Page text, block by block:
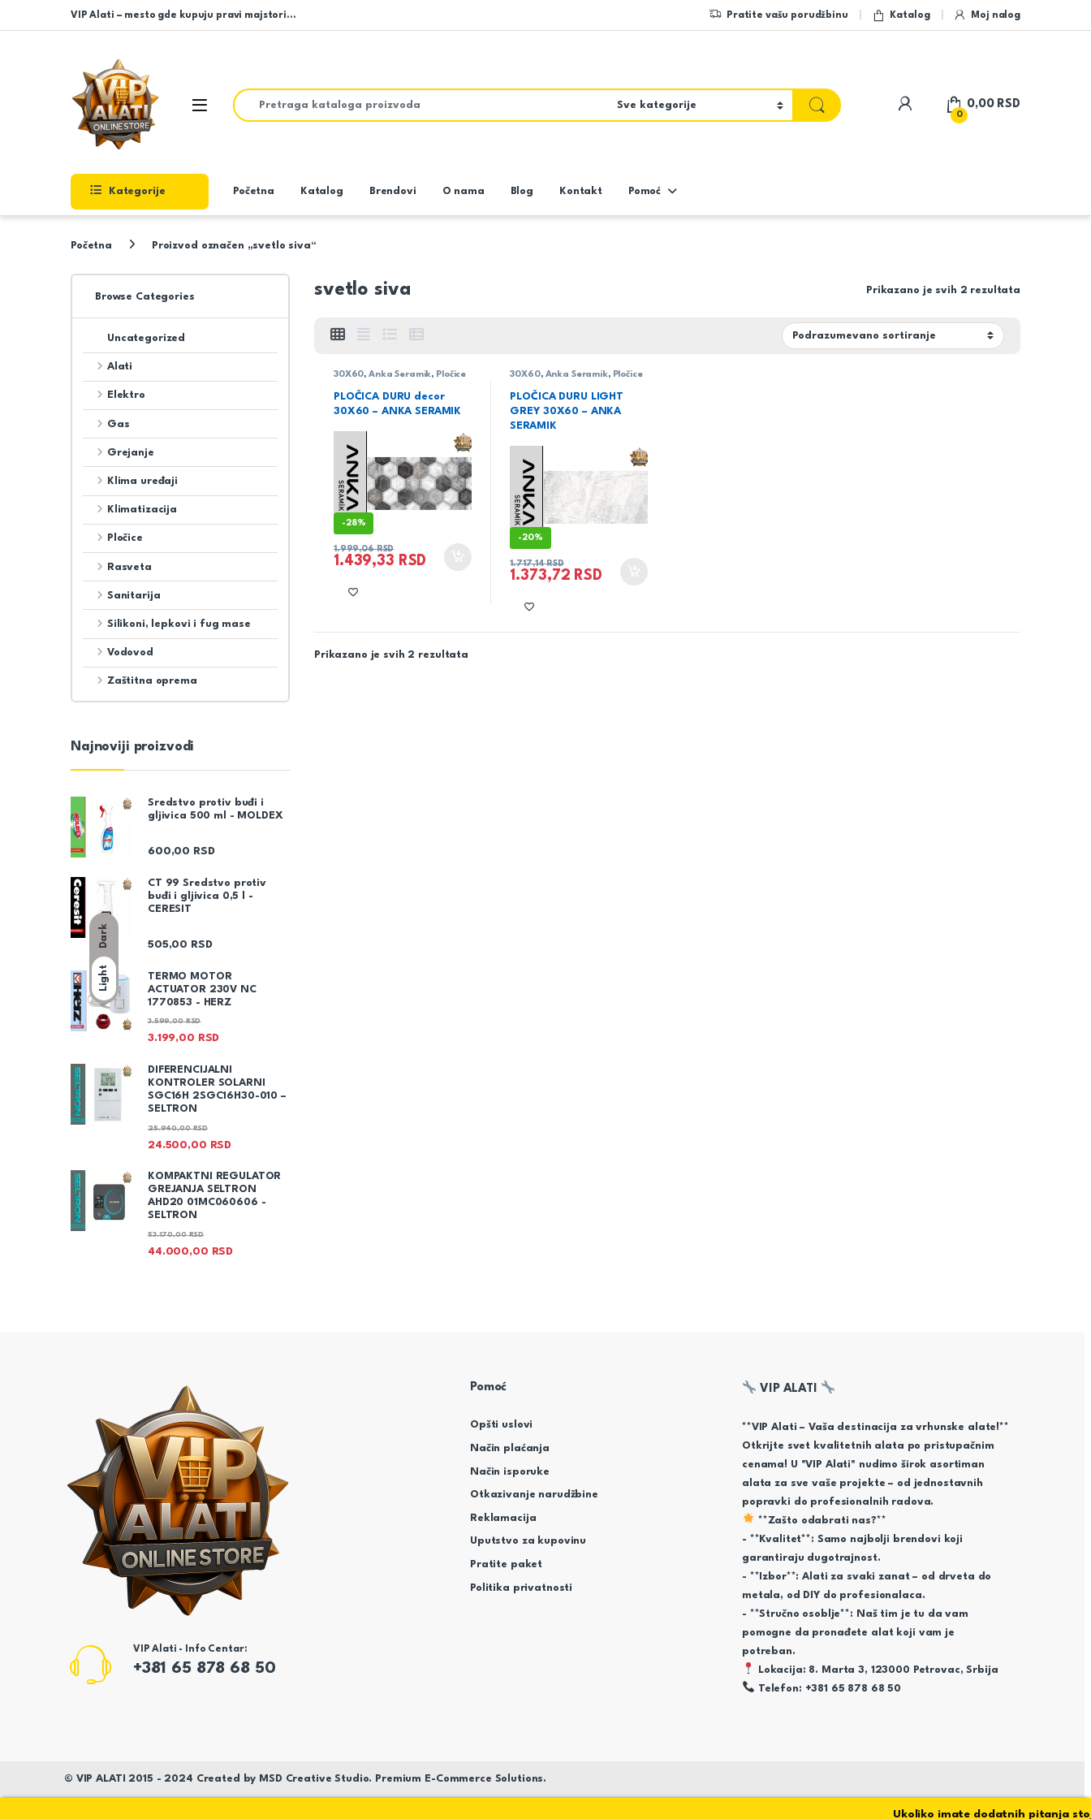
Dark
Light
Skip to navigation
Skip to content
VIP Alati – mesto gde kupuju pravi majstori… Pratite vašu porudžbinu Katalog Moj nalog
Open
Search for:
My Account
0
0,00 RSD
Kategorije Početna Katalog Brendovi O nama Blog Kontakt Pomoć
Početna Proizvod označen „svetlo siva“
svetlo siva Prikazano je svih 2 rezultata
30X60,Anka Seramik, Pločice
PLOČICA DURU decor
30X60 – ANKA SERAMIK
-28%
1.439,33 RSD
1.999,06RSD
30X60, Anka Seramik, Pločice
PLOČICA DURU LIGHT
GREY 30X60 – ANKA
SERAMIK
-20%
1.373,72 RSD
1.717,14RSD
Prikazano je svih 2 rezultata
Browse Categories
Uncategorized
Alati
Elektro
Gas
Grejanje
Klima uređaji
Klimatizacija
Pločice
Rasveta
Sanitarija
Silikoni, lepkovi i fug mase
Vodovod
Zaštitna oprema
Najnoviji proizvodi
Sredstvo protiv buđi i
gljivica 500 ml - MOLDEX
600,00 RSD
CT 99 Sredstvo protiv
buđi i gljivica 0,5 l -
CERESIT
505,00 RSD
TERMO MOTOR
ACTUATOR 230V NC
1770853 - HERZ
3.199,00 RSD
3.599,00RSD
DIFERENCIJALNI
KONTROLER SOLARNI
SGC16H 2SGC16H30-010 –
SELTRON
24.500,00 RSD
25.940,00RSD
KOMPAKTNI REGULATOR
GREJANJA SELTRON
AHD20 01MC060606 -
SELTRON
44.000,00 RSD
53.170,00RSD
VIP Alati - Info Centar:
+381 65 878 68 50
Pomoć
Opšti uslovi
Način plaćanja
Način isporuke
Otkazivanje narudžbine
Reklamacija
Uputstvo za kupovinu
Pratite paket
Politika privatnosti
VIP ALATI
**VIP Alati – Vaša destinacija za vrhunske alate!**
Otkrijte svet kvalitetnih alata po pristupačnim
cenama! U "VIP Alati" nudimo širok asortiman
alata za sve vaše projekte – od jednostavnih
popravki do profesionalnih radova.
**Zašto odabrati nas?**
- **Kvalitet**: Samo najbolji brendovi koji
garantiraju dugotrajnost.
- **Izbor**: Alati za svaki zanat – od drveta do
metala, od DIY do profesionalaca.
- **Stručno osoblje**: Naš tim je tu da vam
pomogne da pronađete alat koji vam je
potreban.
Lokacija: 8. Marta 3, 123000 Petrovac, Srbija
Telefon: +381 65 878 68 50
© VIP ALATI 2015 - 2024 Created by MSD Creative Studio. Premium E-Commerce Solutions.
Ukoliko imate dodatnih pitanja